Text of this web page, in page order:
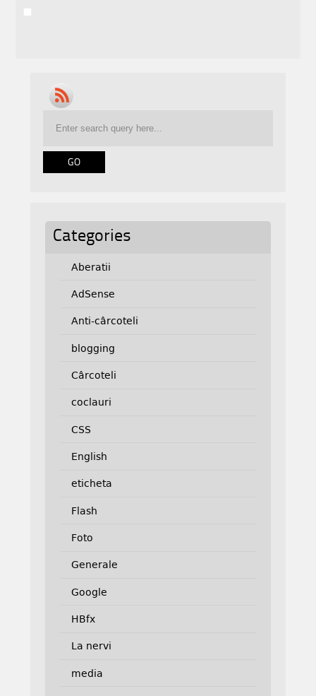
Categories
Aberatii
AdSense
Anti-cârcoteli
blogging
Cârcoteli
coclauri
CSS
English
eticheta
Flash
Foto
Generale
Google
HBfx
La nervi
media